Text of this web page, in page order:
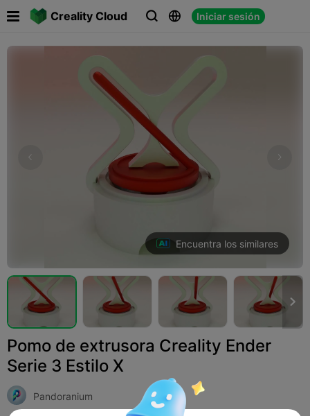
Creality Cloud   Iniciar sesión
 
Encuentra los similares

Pomo de extrusora Creality Ender
Serie 3 Estilo X
Pandoranium